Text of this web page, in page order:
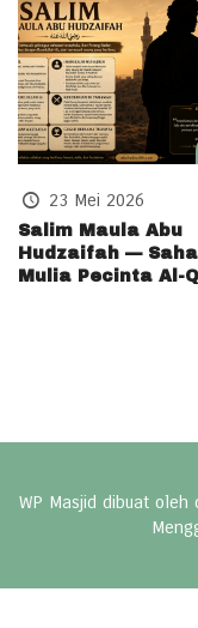
23 Mei 2026
Salim Maula Abu
Hudzaifah —
Mulia Pecinta Al-
WP Masjid dibuat oleh